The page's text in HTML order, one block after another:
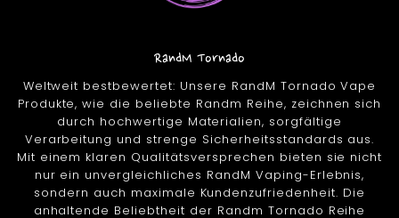
RandM Tornado
Weltweit bestbewertet: Unsere RandM Tornado Vape
Produkte, wie die beliebte Randm Reihe, zeichnen sich
durch hochwertige Materialien, sorgfältige
Verarbeitung und strenge Sicherheitsstandards aus.
Mit einem klaren Qualitätsversprechen bieten sie nicht
nur ein unvergleichliches RandM Vaping-Erlebnis,
sondern auch maximale Kundenzufriedenheit. Die
anhaltende Beliebtheit der Randm Tornado Reihe